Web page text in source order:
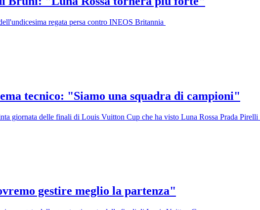
regata persa contro INEOS Britannia
tecnico: "Siamo una squadra di campioni"
giornata delle finali di Louis Vuitton Cup che ha visto Luna Rossa Prada
gestire meglio la partenza"